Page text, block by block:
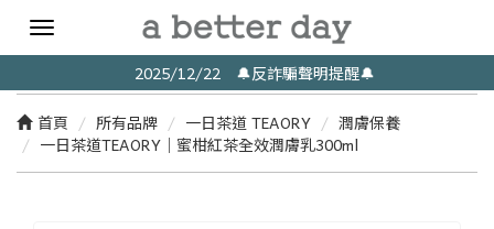
Toggle
navigation
2025/12/22 🔔反詐騙聲明提醒🔔
首頁 所有品牌 一日茶道 TEAORY
潤膚保養
一日茶道TEAORY｜蜜柑紅茶全效潤膚乳300ml